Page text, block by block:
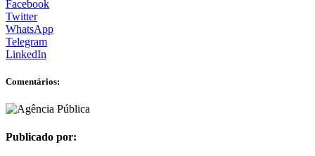
Facebook
Twitter
WhatsApp
Telegram
LinkedIn
Comentários:
Publicado por: